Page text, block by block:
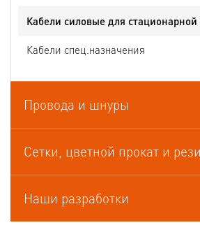
Кабели силовые для
Кабели спец.назначения
Кабели судовые
Кабели термоэлектродные
Провода и шнуры
Сетки, цветной прокат и
Наши разработки